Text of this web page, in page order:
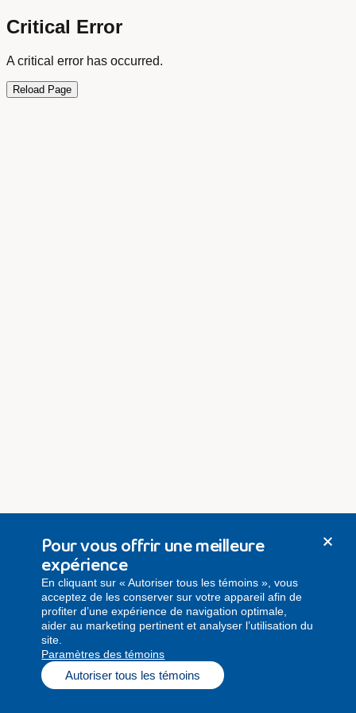
Pour vous offrir une meilleure
expérience
En cliquant sur « Autoriser tous les témoins », vous
acceptez de les conserver sur votre appareil afin de
profiter d’une expérience de navigation optimale,
aider au marketing pertinent et analyser l’utilisation du
site.
Paramètres des témoins
Autoriser tous les témoins
Critical Error
A critical error has occurred.
Reload Page